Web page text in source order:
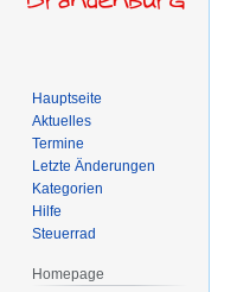
Hauptseite
Aktuelles
Termine
Letzte Änderungen
Kategorien
Hilfe
Steuerrad
Homepage